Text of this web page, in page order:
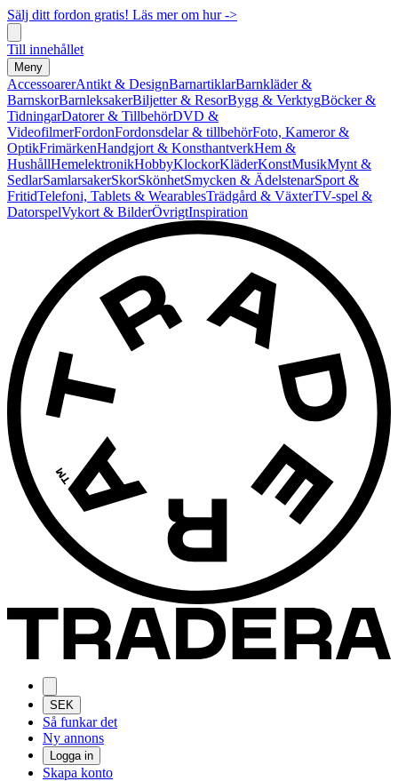
Sälj ditt fordon gratis! Läs mer om hur ->
Till innehållet
Meny
AccessoarerAntikt & DesignBarnartiklarBarnkläder &
BarnskorBarnleksakerBiljetter & ResorBygg & VerktygBöcker &
TidningarDatorer & TillbehörDVD &
VideofilmerFordonFordonsdelar & tillbehörFoto, Kameror &
OptikFrimärkenHandgjort & KonsthantverkHem &
HushållHemelektronikHobbyKlockorKläderKonstMusikMynt &
SedlarSamlarsakerSkorSkönhetSmycken & ÄdelstenarSport &
FritidTelefoni, Tablets & WearablesTrädgård & VäxterTV-spel &
DatorspelVykort & BilderÖvrigtInspiration
SEK
Så funkar det
Ny annons
Logga in
Skapa konto